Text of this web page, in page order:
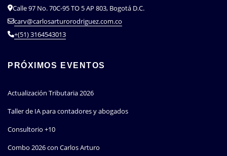
Calle 97 No. 70C-95 TO 5 AP 803, Bogotá D.C.
carv@carlosarturorodriguez.com.co
+(51) 3164543013
PRÓXIMOS EVENTOS
Actualización Tributaria 2026
Taller de IA para contadores y abogados
Consultorio +10
Combo 2026 con Carlos Arturo